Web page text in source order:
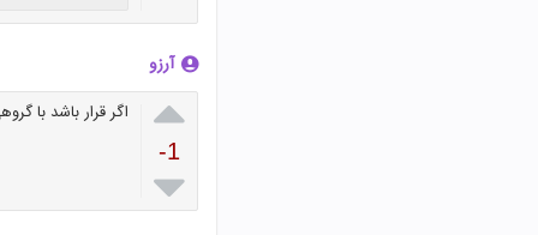
آرزو

-1

اگر قرار باشد با